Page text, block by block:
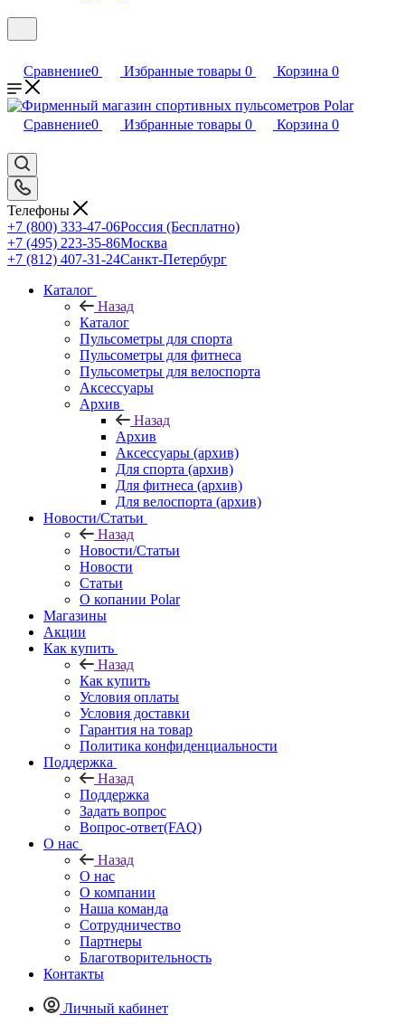
Сравнение0 Избранные товары 0 Корзина 0
Сравнение0 Избранные товары 0 Корзина 0
Телефоны
+7 (800) 333-47-06Россия (Бесплатно)
+7 (495) 223-35-86Москва
+7 (812) 407-31-24Санкт-Петербург
Каталог
Назад
Каталог
Пульсометры для спорта
Пульсометры для фитнеса
Пульсометры для велоспорта
Аксессуары
Архив
Назад
Архив
Аксессуары (архив)
Для спорта (архив)
Для фитнеса (архив)
Для велоспорта (архив)
Новости/Статьи
Назад
Новости/Статьи
Новости
Статьи
О копании Polar
Магазины
Акции
Как купить
Назад
Как купить
Условия оплаты
Условия доставки
Гарантия на товар
Политика конфиденциальности
Поддержка
Назад
Поддержка
Задать вопрос
Вопрос-ответ(FAQ)
О нас
Назад
О нас
О компании
Наша команда
Сотрудничество
Партнеры
Благотворительность
Контакты
Личный кабинет